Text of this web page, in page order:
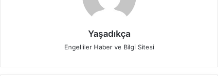
Yaşadıkça
Engelliler Haber ve Bilgi Sitesi